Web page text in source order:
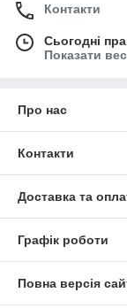
Контакти
Сьогодні
Показати
Про нас
Контакти
Доставка та
Графік роботи
Повна версія